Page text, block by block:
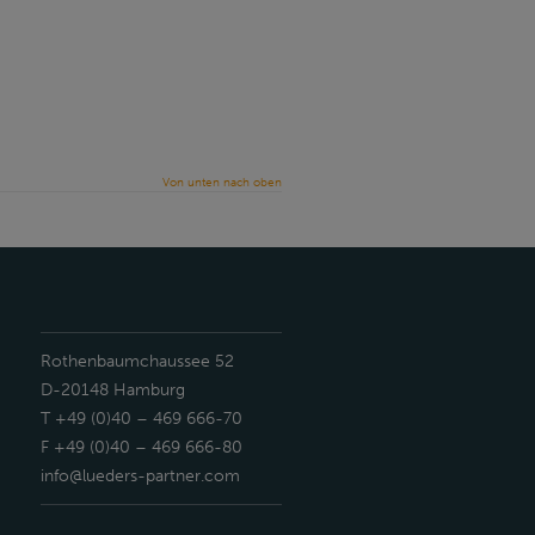
Von unten nach oben
Rothenbaumchaussee 52
D-20148 Hamburg
T +49 (0)40 – 469 666-70
F +49 (0)40 – 469 666-80
info@lueders-partner.com